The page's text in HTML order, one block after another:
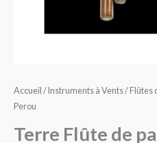
Accueil / Instruments à Vents/ Flûtes
Perou
Terre Flûte de